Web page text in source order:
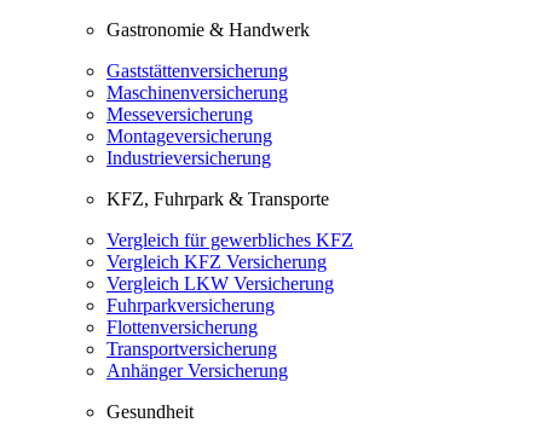
Gastronomie & Handwerk
Gaststättenversicherung
Maschinenversicherung
Messeversicherung
Montageversicherung
Industrieversicherung
KFZ, Fuhrpark & Transporte
Vergleich für gewerbliches KFZ
Vergleich KFZ Versicherung
Vergleich LKW Versicherung
Fuhrparkversicherung
Flottenversicherung
Transportversicherung
Anhänger Versicherung
Gesundheit